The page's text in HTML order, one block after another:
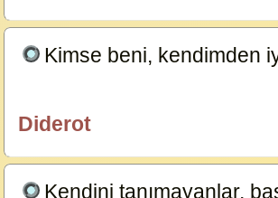
Kimse beni, kendimden
Diderot
Kendini tanımayanlar,